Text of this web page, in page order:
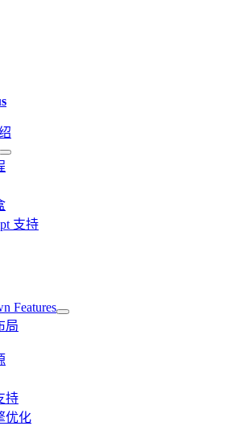
支持
Features
局
持
优化